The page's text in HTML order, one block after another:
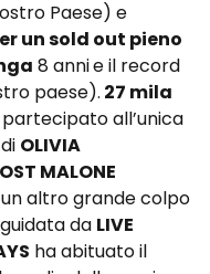
Paese) e
un sold out pieno
8 annie il record
paese). 27 mila
all’unica
OLIVIA
MALONE
un altro grande colpo
da LIVE
ha abituato il